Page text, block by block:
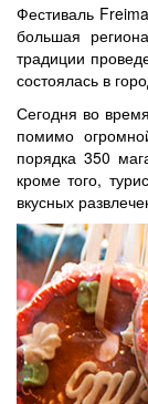
Фестиваль
большая
традиции
состоялась в
Сегодня во
помимо
порядка 350
кроме того,
вкусных